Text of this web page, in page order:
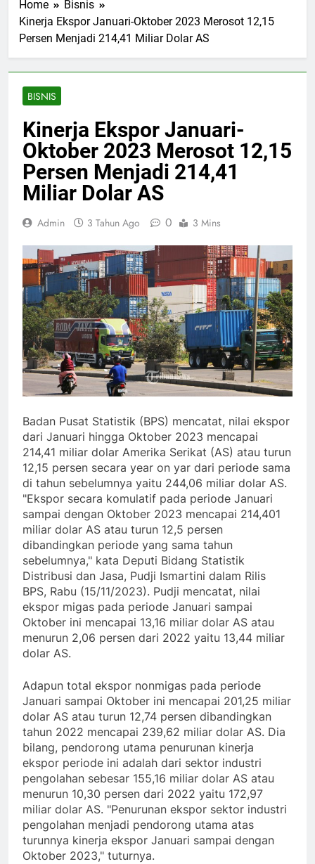
Home
Bisnis
Kinerja Ekspor Januari-Oktober 2023 Merosot 12,15
Persen Menjadi 214,41 Miliar Dolar AS
BISNIS
Kinerja Ekspor Januari-
Oktober 2023 Merosot 12,15
Persen Menjadi 214,41
Miliar Dolar AS
Admin 3 Tahun Ago 0 3 Mins
Badan Pusat Statistik (BPS) mencatat, nilai ekspor
dari Januari hingga Oktober 2023 mencapai
214,41 miliar dolar Amerika Serikat (AS) atau turun
12,15 persen secara year on yar dari periode sama
di tahun sebelumnya yaitu 244,06 miliar dolar AS.
"Ekspor secara komulatif pada periode Januari
sampai dengan Oktober 2023 mencapai 214,401
miliar dolar AS atau turun 12,5 persen
dibandingkan periode yang sama tahun
sebelumnya," kata Deputi Bidang Statistik
Distribusi dan Jasa, Pudji Ismartini dalam Rilis
BPS, Rabu (15/11/2023). Pudji mencatat, nilai
ekspor migas pada periode Januari sampai
Oktober ini mencapai 13,16 miliar dolar AS atau
menurun 2,06 persen dari 2022 yaitu 13,44 miliar
dolar AS.
Adapun total ekspor nonmigas pada periode
Januari sampai Oktober ini mencapai 201,25 miliar
dolar AS atau turun 12,74 persen dibandingkan
tahun 2022 mencapai 239,62 miliar dolar AS. Dia
bilang, pendorong utama penurunan kinerja
ekspor periode ini adalah dari sektor industri
pengolahan sebesar 155,16 miliar dolar AS atau
menurun 10,30 persen dari 2022 yaitu 172,97
miliar dolar AS. "Penurunan ekspor sektor industri
pengolahan menjadi pendorong utama atas
turunnya kinerja ekspor Januari sampai dengan
Oktober 2023," tuturnya.